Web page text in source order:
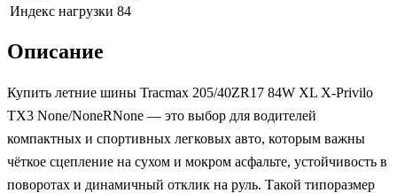
Индекс нагрузки 84
Описание
Купить летние шины Tracmax 205/40ZR17 84W XL X-Privilo
TX3 None/NoneRNone — это выбор для водителей
компактных и спортивных легковых авто, которым важны
чёткое сцепление на сухом и мокром асфальте, устойчивость в
поворотах и динамичный отклик на руль. Такой типоразмер